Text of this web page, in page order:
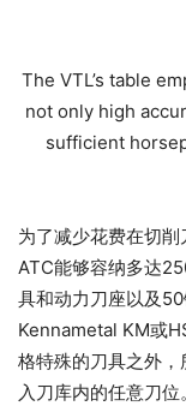
The VTL’s table
not only high
sufficient
为了减少花费在切
ATC能够容纳多达
具和动力刀座以及
Kennametal KM或
格特殊的刀具之外
入刀库内的任意刀